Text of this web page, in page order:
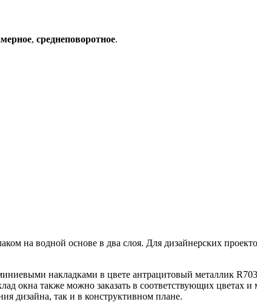
, среднеповоротное.
на водной основе в два слоя. Для дизайнерских
накладками в цвете антрацитовый металлик
окна также можно заказать в соответствующих цветах
дизайна, так и в конструктивном плане.